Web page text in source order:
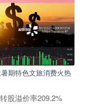
期特色文旅消费火热
股溢价率209.2%